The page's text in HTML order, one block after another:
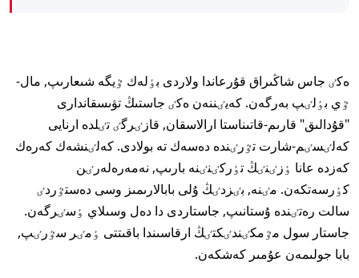
ەكٸ جاس شاڭىراق قۇرعاندا ولاردى بٶلەك ٷيگە شىعارىپ, مال-
ٷي بٶلٸپ بەرگەن. كەيٸننەن ەكٸ جاستىڭ تۋىسقاندارى
"قۇدالىق" قارىم-قاتىناستا ارالاسقان, قازٸرگٸ تٸلدە ارنايى
كەلٸسٸم-شارت تٷرٸندە دەسەك تە بولادى. كەلٸنشەك كەرەك
كەزدە عانا ٶزٸنٸڭ تٶركٸنٸنە بارىپ, نەمەرەلەرٸن
كٶرسەتكەن. مٸنە, بٸزدٸڭ ۇلى بابالارىمىز وسى دەستٷردٸ
سالت رەتٸندە ۇستانىپ, جاستاردى دا دەل وسىلاي ٶسٸرگەن.
جاستار سول مٷمكٸندٸكتٸڭ ارقاسىندا باقىتتى ٶمٸر سٷرٸپ,
بابا جولىمەن عۇمىر كەشكەن.